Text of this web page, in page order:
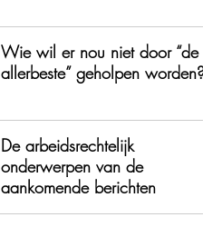
Wie wil er nou niet door “de
allerbeste” geholpen worden?
De arbeidsrechtelijk
onderwerpen van de
aankomende berichten